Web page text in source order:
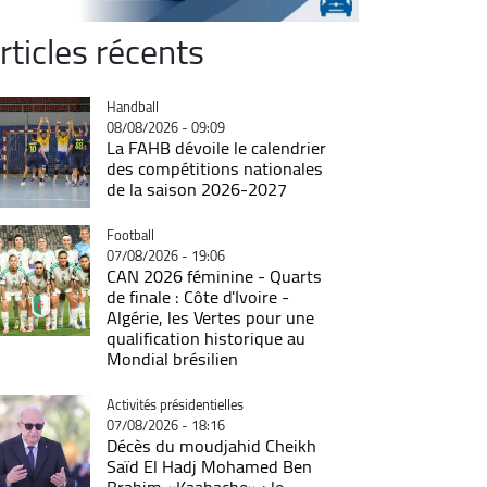
récents
Catégorie
Handball
08/08/2026 - 09:09
La FAHB dévoile le calendrier
des compétitions nationales
de la saison 2026-2027
Catégorie
Football
07/08/2026 - 19:06
CAN 2026 féminine - Quarts
de finale : Côte d'Ivoire -
Algérie, les Vertes pour une
qualification historique au
Mondial brésilien
Catégorie
Activités présidentielles
07/08/2026 - 18:16
Décès du moudjahid Cheikh
Saïd El Hadj Mohamed Ben